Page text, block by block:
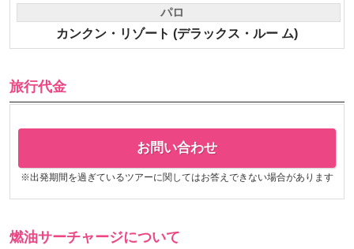
パロ
カンクン・リゾート (デラックス・ルー ム)
旅行代金
お問い合わせ
※出発期間を過ぎているツアーに関してはお答えできない場合があります
燃油サーチャージについて